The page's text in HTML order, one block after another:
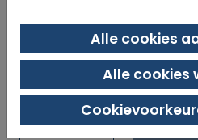
In
Alle cookies
Alle cookies